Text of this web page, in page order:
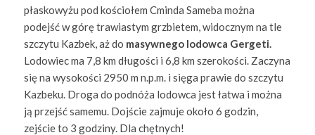
płaskowyżu pod kościołem Cminda Sameba można
podejść w górę trawiastym grzbietem, widocznym na tle
szczytu Kazbek, aż do masywnego lodowca Gergeti.
Lodowiec ma 7,8 km długości i 6,8 km szerokości. Zaczyna
się na wysokości 2950 m n.p.m. i sięga prawie do szczytu
Kazbeku. Droga do podnóża lodowca jest łatwa i można
ją przejść samemu. Dojście zajmuje około 6 godzin,
zejście to 3 godziny. Dla chętnych!